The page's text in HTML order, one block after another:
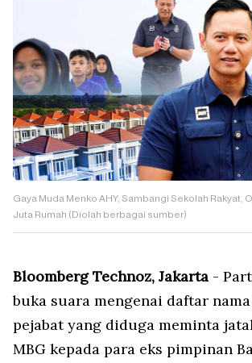
Gaya Muda Menko AHY, Sambangi Sekolah Rakyat,
Juta Rumah (Diolah berbagai sumber)
Bloomberg Technoz, Jakarta -
buka suara mengenai daftar
pejabat yang diduga meminta
MBG kepada para eks pimpinan